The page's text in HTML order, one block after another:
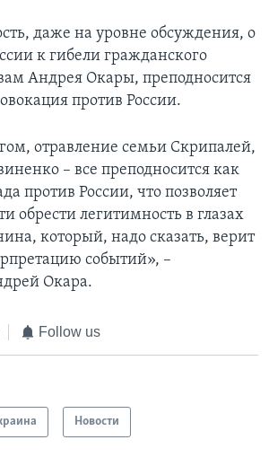
даже на уровне обсуждения, о
к гибели гражданского
Андрея Окары, преподносится
против России.
отравление семьи Скрипалей,
– все преподносится как
против России, что позволяет
обрести легитимность в глазах
который, надо сказать, верит
событий», –
Окара.
Follow us
Новости